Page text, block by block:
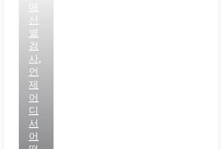
매
선
별
검
사,
언
제
어
디
서
어